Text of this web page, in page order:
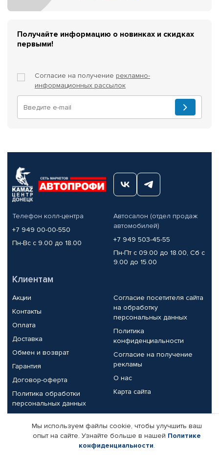
Получайте информацию о новинках и скидках
первыми!
Согласие на получение рекламно-
информационных рассылок
Телефон колл-центра
+7 949 00-00-550
Пн-Вс с 9.00 до 18.00
Автосалон (отдел продаж
автомобилей)
+7 949 503-45-55
Пн-Пт с 09.00 до 18.00, Сб с
9.00 до 15.00
Клиентам
Акции
Контакты
Оплата
Доставка
Обмен и возврат
Гарантия
Договор-оферта
Политика обработки
персональных данных
Согласие посетителя сайта
на обработку
персональных данных
Политика
конфиденциальности
Согласие на получение
рекламы
О нас
Карта сайта
Партнерам
Корпоративным клиентам
Реквизиты компании
Мы используем файлы cookie, чтобы улучшить ваш
опыт на сайте. Узнайте больше в нашей Политике
конфиденциальности.